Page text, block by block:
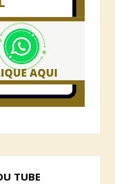
TUBE